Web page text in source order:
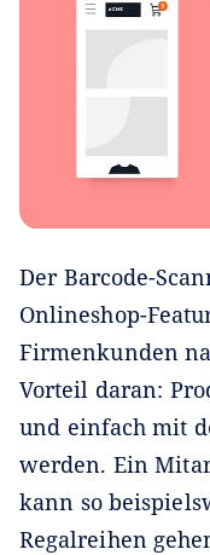
Der Barcode-
Onlineshop-
Firmenkunden
Vorteil daran:
und einfach mit
werden. Ein
kann so
Regalreihen